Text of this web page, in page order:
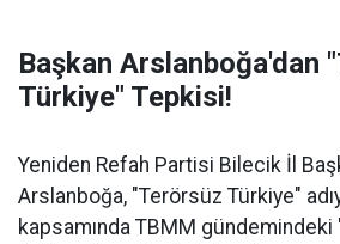
Başkan Arslanboğa'dan
Türkiye" Tepkisi!
Yeniden Refah Partisi Bilecik İl
Arslanboğa, "Terörsüz Türkiye"
kapsamında TBMM